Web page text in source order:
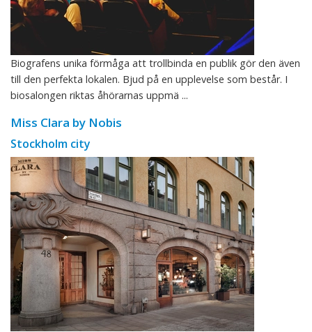
Biografens unika förmåga att trollbinda en publik gör den även
till den perfekta lokalen. Bjud på en upplevelse som består. I
biosalongen riktas åhörarnas uppmä ...
Miss Clara by Nobis
Stockholm city